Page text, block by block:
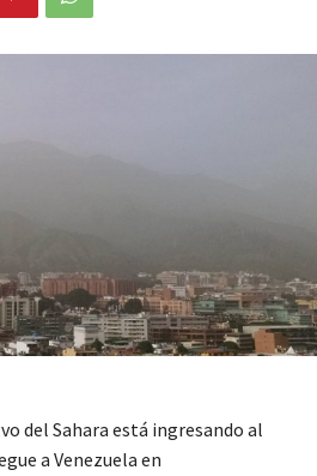
del Sahara está ingresando al
a Venezuela en